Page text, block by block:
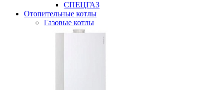
СПЕЦГАЗ
Отопительные котлы
Газовые котлы